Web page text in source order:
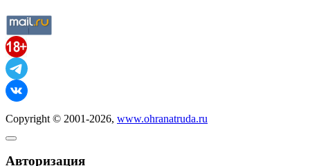
Copyright © 2001-2026, www.ohranatruda.ru
Авторизация